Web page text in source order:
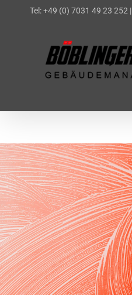
Tel: +49 (0) 7031 49 23 252|